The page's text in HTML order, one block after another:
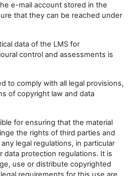
e-mail account stored in the
that they can be reached under
data of the LMS for
control and assessments is
to comply with all legal provisions,
of copyright law and data
for ensuring that the material
the rights of third parties and
legal regulations, in particular
data protection regulations. It is
use or distribute copyrighted